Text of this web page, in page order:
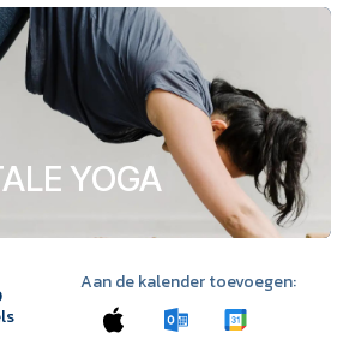
YOGA
Aan de kalender toevoegen: